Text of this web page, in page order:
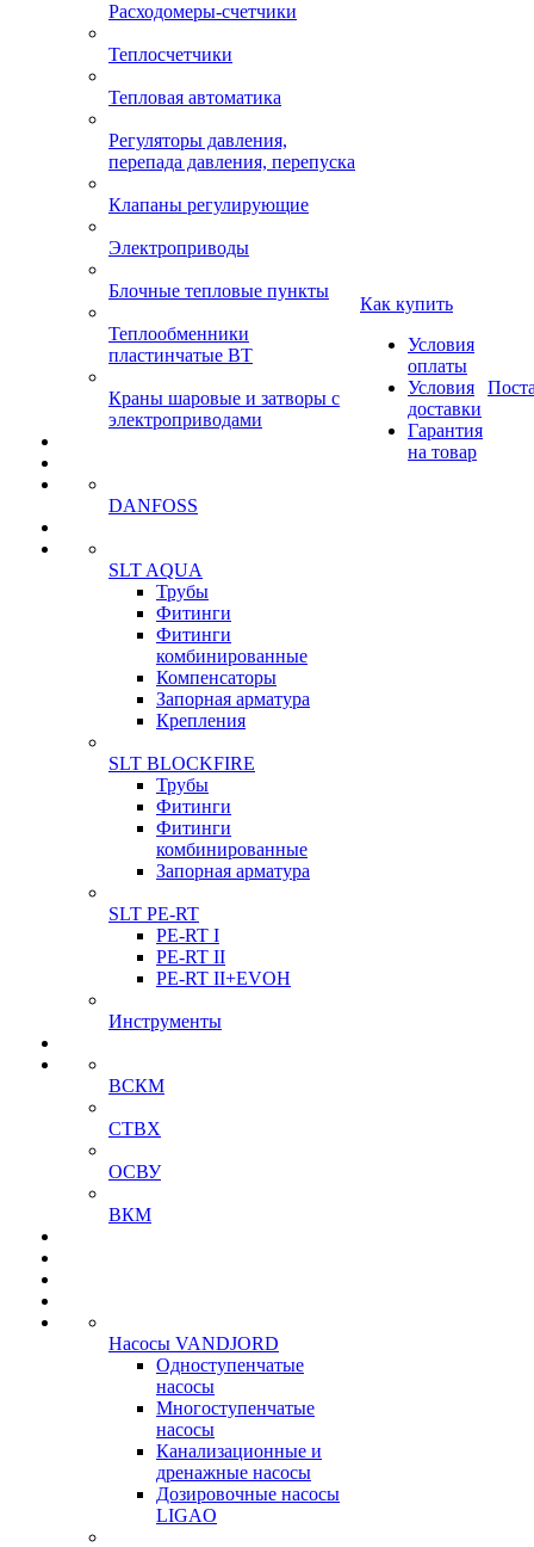
Расходомеры-счетчики
Теплосчетчики
Тепловая автоматика
Регуляторы давления,
перепада давления, перепуска
Клапаны регулирующие
Электроприводы
Блочные тепловые пункты
Теплообменники
пластинчатые ВТ
Краны шаровые и затворы с
электроприводами
DANFOSS
SLT AQUA
Трубы
Фитинги
Фитинги
комбинированные
Компенсаторы
Запорная арматура
Крепления
SLT BLOCKFIRE
Трубы
Фитинги
Фитинги
комбинированные
Запорная арматура
SLT PE-RT
PE-RT I
PE-RT II
PE-RT II+EVOH
Инструменты
ВСКМ
СТВХ
ОСВУ
ВКМ
Насосы VANDJORD
Одноступенчатые
насосы
Многоступенчатые
насосы
Канализационные и
дренажные насосы
Дозировочные насосы
LIGAO
Как купить
Условия
оплаты
Условия
доставки
Гарантия
на товар